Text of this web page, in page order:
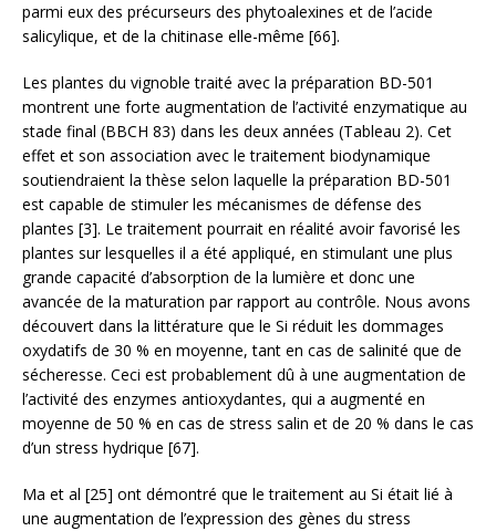
parmi eux des précurseurs des phytoalexines et de l’acide
salicylique, et de la chitinase elle-même [66].
Les plantes du vignoble traité avec la préparation BD-501
montrent une forte augmentation de l’activité enzymatique au
stade final (BBCH 83) dans les deux années (Tableau 2). Cet
effet et son association avec le traitement biodynamique
soutiendraient la thèse selon laquelle la préparation BD-501
est capable de stimuler les mécanismes de défense des
plantes [3]. Le traitement pourrait en réalité avoir favorisé les
plantes sur lesquelles il a été appliqué, en stimulant une plus
grande capacité d’absorption de la lumière et donc une
avancée de la maturation par rapport au contrôle. Nous avons
découvert dans la littérature que le Si réduit les dommages
oxydatifs de 30 % en moyenne, tant en cas de salinité que de
sécheresse. Ceci est probablement dû à une augmentation de
l’activité des enzymes antioxydantes, qui a augmenté en
moyenne de 50 % en cas de stress salin et de 20 % dans le cas
d’un stress hydrique [67].
Ma et al [25] ont démontré que le traitement au Si était lié à
une augmentation de l’expression des gènes du stress